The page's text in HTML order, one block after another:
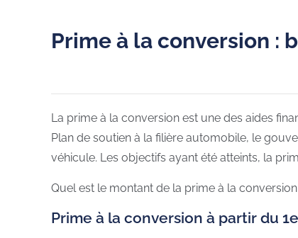
Prime à la conversion :
La prime à la conversion est une des aides
Plan de soutien à la filière automobile, le
véhicule. Les objectifs ayant été atteints, la
Quel est le montant de la prime à la
Prime à la conversion à partir du